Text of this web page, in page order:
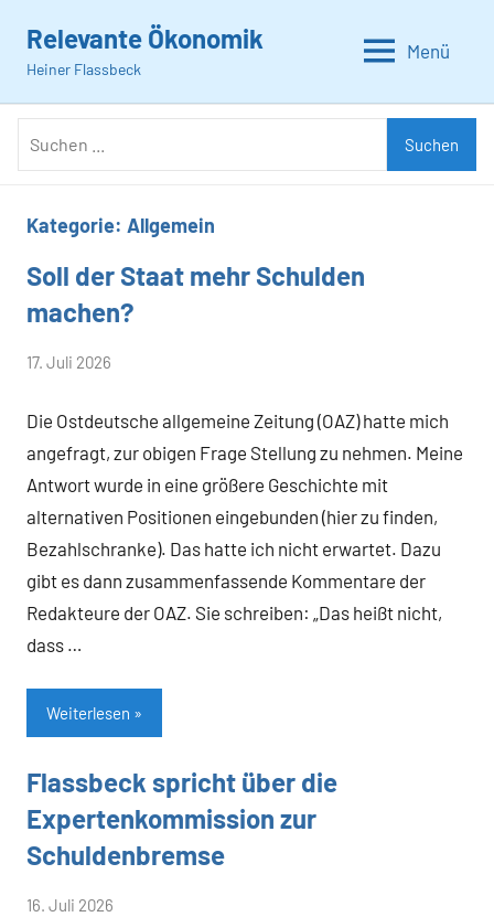
Inhalt
springen
Relevante Ökonomik
Heiner Flassbeck
Menü
Suchen
Kategorie: Allgemein
Allgemein
Soll der Staat mehr Schulden
machen?
von
Flassbeck
17. Juli 2026
Die Ostdeutsche allgemeine Zeitung (OAZ) hatte mich
angefragt, zur obigen Frage Stellung zu nehmen. Meine
Antwort wurde in eine größere Geschichte mit
alternativen Positionen eingebunden (hier zu finden,
Bezahlschranke). Das hatte ich nicht erwartet. Dazu
gibt es dann zusammenfassende Kommentare der
Redakteure der OAZ. Sie schreiben: „Das heißt nicht,
dass …
Weiterlesen
Allgemein
Flassbeck spricht über die
Expertenkommission zur
Schuldenbremse
von
16. Juli 2026